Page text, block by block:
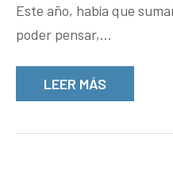
Este año, había que
poder pensar,…
LEER MÁS